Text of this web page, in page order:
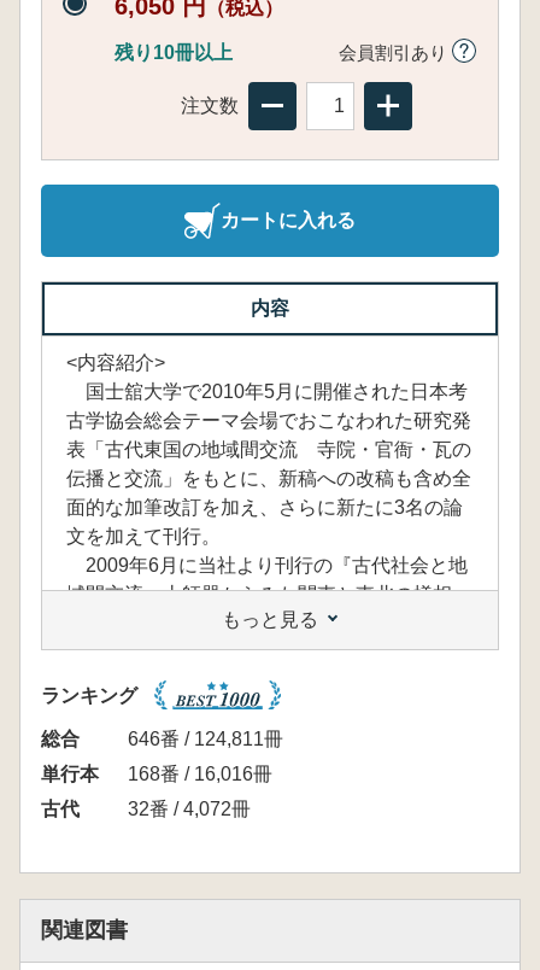
6,050 円 （税込）
残り10冊以上 会員割引あり
注文数
カートに入れる
内容
<内容紹介>
国士舘大学で2010年5月に開催された日本考
古学協会総会テーマ会場でおこなわれた研究発
表「古代東国の地域間交流 寺院・官衙・瓦の
伝播と交流」をもとに、新稿への改稿も含め全
面的な加筆改訂を加え、さらに新たに3名の論
文を加えて刊行。
2009年6月に当社より刊行の『古代社会と地
域間交流 土師器からみた関東と東北の様相』
とともに、本書の刊行が古代東国の地域史研究
が大きく進展する契機となることを願っていま
<目次>
本巻の趣旨
河野一也 古代東国出土瓦からみた古代国家の
完成 寺院・官衙・瓦の伝播と交流
東 山王廃寺系軒先瓦の文様と技術系譜
もっと見る
ランキング
総合
646番 / 124,811冊
単行本
168番 / 16,016冊
古代
32番 / 4,072冊
関連図書